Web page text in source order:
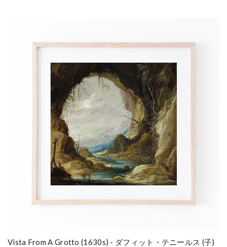
Vista From A Grotto (1630s) - ダフィット・テニールス (子)